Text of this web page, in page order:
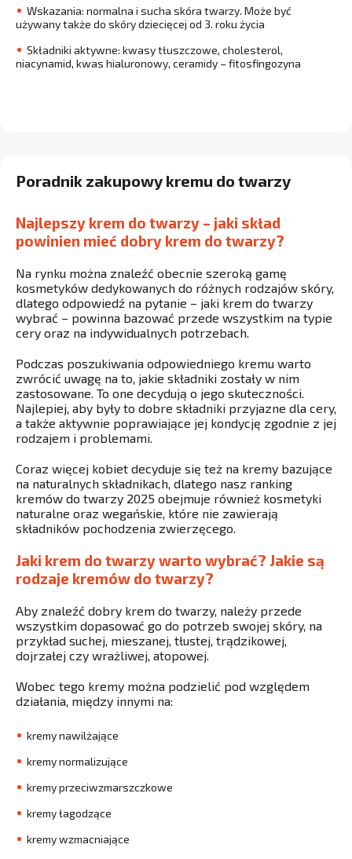
Wskazania: normalna i sucha skóra twarzy. Może być
używany także do skóry dziecięcej od 3. roku życia
Składniki aktywne: kwasy tłuszczowe, cholesterol,
niacynamid, kwas hialuronowy, ceramidy – fitosfingozyna
Poradnik zakupowy kremu do twarzy
Najlepszy krem do twarzy – jaki skład
powinien mieć dobry krem do twarzy?
Na rynku można znaleźć obecnie szeroką gamę
kosmetyków dedykowanych do różnych rodzajów skóry,
dlatego odpowiedź na pytanie – jaki krem do twarzy
wybrać – powinna bazować przede wszystkim na typie
cery oraz na indywidualnych potrzebach.
Podczas poszukiwania odpowiedniego kremu warto
zwrócić uwagę na to, jakie składniki zostały w nim
zastosowane. To one decydują o jego skuteczności.
Najlepiej, aby były to dobre składniki przyjazne dla cery,
a także aktywnie poprawiające jej kondycję zgodnie z jej
rodzajem i problemami.
Coraz więcej kobiet decyduje się też na kremy bazujące
na naturalnych składnikach, dlatego nasz ranking
kremów do twarzy 2025 obejmuje również kosmetyki
naturalne oraz wegańskie, które nie zawierają
składników pochodzenia zwierzęcego.
Jaki krem do twarzy warto wybrać? Jakie są
rodzaje kremów do twarzy?
Aby znaleźć dobry krem do twarzy, należy przede
wszystkim dopasować go do potrzeb swojej skóry, na
przykład suchej, mieszanej, tłustej, trądzikowej,
dojrzałej czy wrażliwej, atopowej.
Wobec tego kremy można podzielić pod względem
działania, między innymi na:
kremy nawilżające
kremy normalizujące
kremy przeciwzmarszczkowe
kremy łagodzące
kremy wzmacniające